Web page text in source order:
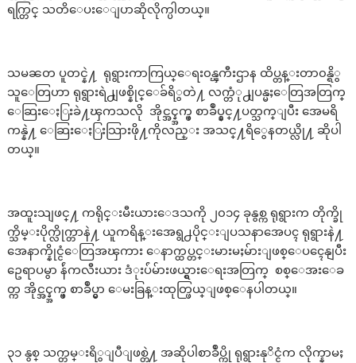
ရက္တြင္ သတိေပးေျပာဆိုလိုက္ပါတယ္။
သမၼတ ပူတင္နဲ႔ ရုရွားကာကြယ္ေရး၀န္ၾကီးဌာန ထိပ္တန္းတာ၀န္ရိွ
သူေတြဟာ ရုရွားရဲ႕ျဖစ္နိုင္ေခ်ရိွတဲ႔ လက္တံု႕ျပန္မႈေတြအတြက္
ေဆြးေႏြးခဲ႔ၾကသလို အိုင္အင္န္အက္ဖ္ စာခ်ဳပ္နွင္႔ပတ္သက္ျပီး အေမရိ
ကန္နဲ႔ ေဆြးေႏြးသြားဖို႔ကိုလည္း အသင္႔ရိွေနတယ္လို႔ ဆိုပါ
တယ္။
အထူးသျဖင္႔ ကရိုင္းမီးယားေဒသကို ၂၀၁၄ ခုနွစ္က ရုရွားက တိုက္ခို
က္သိမ္းပိုက္လိုက္တာနဲ႔ ယူကရိန္းအေရွ႕ပိုင္းျပသနာအေပၚ ရုရွားနဲ႔
အေနာက္နိုင္ငံေတြအၾကား ေနာက္ထပ္တင္းမားမႈမ်ားျဖစ္ေပၚေနျပီး
ဥေရာပမွာ န်ဴကလီးယား ဒံုးပ်ံမ်ားဖယ္ရွားေရးအတြက္ စစ္ေအးေခ
တ္က အိုင္အင္န္အက္ဖ္ စာခ်ဳပ္မွာ ေမးခြန္းထုတ္ဖြယ္ျဖစ္ေနပါတယ္။
၃၁ နွစ္ သက္တမ္းရိွျပီျဖစ္တဲ႔ အဆိုပါစာခ်ဳပ္ကို ရုရွားနုိင္ငံက လိုက္နာမႈ